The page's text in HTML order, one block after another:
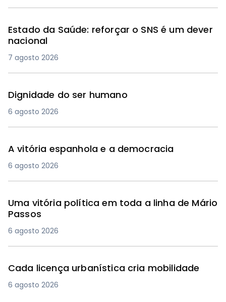
Estado da Saúde: reforçar o SNS é um dever
nacional
7 agosto 2026
Dignidade do ser humano
6 agosto 2026
A vitória espanhola e a democracia
6 agosto 2026
Uma vitória política em toda a linha de Mário
Passos
6 agosto 2026
Cada licença urbanística cria mobilidade
6 agosto 2026